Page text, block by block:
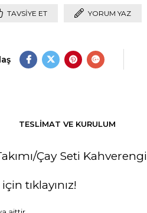
TAVSIYE ET YORUM YAZ
TESLIMAT VE KURULUM
Çay Seti Kahverengi
tıklayınız!